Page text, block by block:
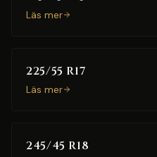
Läs mer
225/55 R17
Läs mer
245/45 R18